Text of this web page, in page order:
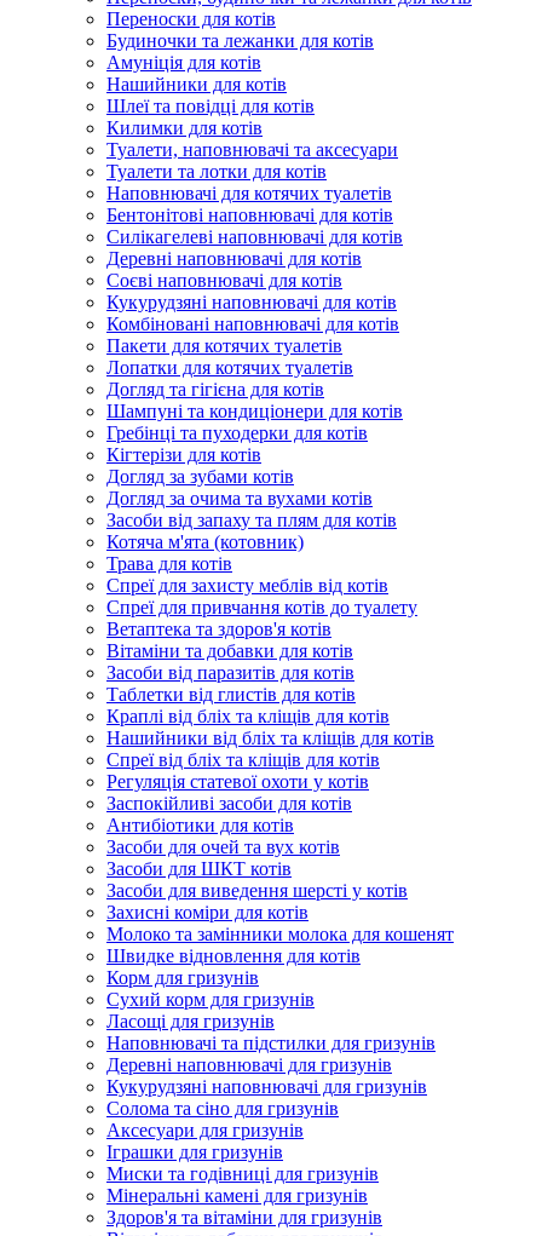
Переноски для котів
Будиночки та лежанки для котів
Амуніція для котів
Нашийники для котів
Шлеї та повідці для котів
Килимки для котів
Туалети, наповнювачі та аксесуари
Туалети та лотки для котів
Наповнювачі для котячих туалетів
Бентонітові наповнювачі для котів
Силікагелеві наповнювачі для котів
Деревні наповнювачі для котів
Соєві наповнювачі для котів
Кукурудзяні наповнювачі для котів
Комбіновані наповнювачі для котів
Пакети для котячих туалетів
Лопатки для котячих туалетів
Догляд та гігієна для котів
Шампуні та кондиціонери для котів
Гребінці та пуходерки для котів
Кігтерізи для котів
Догляд за зубами котів
Догляд за очима та вухами котів
Засоби від запаху та плям для котів
Котяча м'ята (котовник)
Трава для котів
Спреї для захисту меблів від котів
Спреї для привчання котів до туалету
Ветаптека та здоров'я котів
Вітаміни та добавки для котів
Засоби від паразитів для котів
Таблетки від глистів для котів
Краплі від бліх та кліщів для котів
Нашийники від бліх та кліщів для котів
Спреї від бліх та кліщів для котів
Регуляція статевої охоти у котів
Заспокійливі засоби для котів
Антибіотики для котів
Засоби для очей та вух котів
Засоби для ШКТ котів
Засоби для виведення шерсті у котів
Захисні коміри для котів
Молоко та замінники молока для кошенят
Швидке відновлення для котів
Корм для гризунів
Сухий корм для гризунів
Ласощі для гризунів
Наповнювачі та підстилки для гризунів
Деревні наповнювачі для гризунів
Кукурудзяні наповнювачі для гризунів
Солома та сіно для гризунів
Аксесуари для гризунів
Іграшки для гризунів
Миски та годівниці для гризунів
Мінеральні камені для гризунів
Здоров'я та вітаміни для гризунів